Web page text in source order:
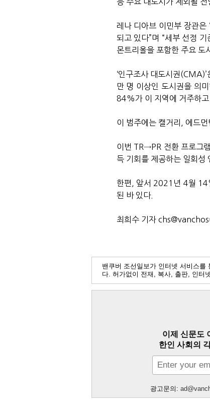
레나 디아브 이민부 장관은
되고 있다”며 “세부 선정
몬트리올을 포함한 주요 도
‘인구조사 대도시권
만 명 이상인 도시권을 의
84%가 이 지역에 거주하고
이 범주에는 캘거리, 에드
이번 TR→PR 전환 프로그
득 기회를 제공하는 일회성
한편, 앞서 2021년 4월 14
된 바 있다.
최희수 기자
밴쿠버 조선일보가 인터넷 서비스를
다. 허가없이 전재, 복사, 출판, 인터
이제 신문도
한인 사회의
광고문의: